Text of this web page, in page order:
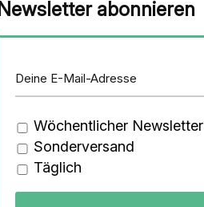
Newsletter abonnieren
Wöchentlicher Newsletter
Sonderversand
Täglich